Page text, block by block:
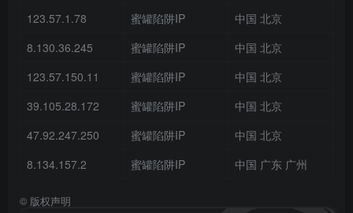
123.57.1.78
蜜罐陷阱IP
中国 北京
8.130.36.245
蜜罐陷阱IP
中国 北京
123.57.150.11
蜜罐陷阱IP
中国 北京
39.105.28.172
蜜罐陷阱IP
中国 北京
47.92.247.250
蜜罐陷阱IP
中国 北京
8.134.157.2
蜜罐陷阱IP 中国 广东 广州
© 版权声明